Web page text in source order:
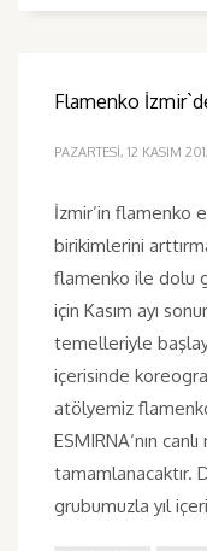
Flamenko
PAZARTESI, 12 KASIM
İzmir’in flamenko
birikimlerini
flamenko ile dolu
için Kasım ayı
temelleriyle
içerisinde
atölyemiz
ESMIRNA‘nın
tamamlanacaktır.
grubumuzla yıl